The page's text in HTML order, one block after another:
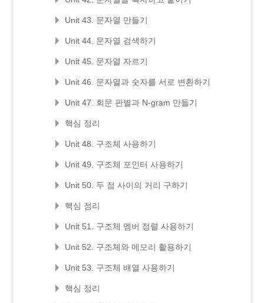
Unit 43. 문자열 만들기
Unit 44. 문자열 검색하기
Unit 45. 문자열 자르기
Unit 46. 문자열과 숫자를 서로 변환하기
Unit 47. 회문 판별과 N-gram 만들기
핵심 정리
Unit 48. 구조체 사용하기
Unit 49. 구조체 포인터 사용하기
Unit 50. 두 점 사이의 거리 구하기
핵심 정리
Unit 51. 구조체 멤버 정렬 사용하기
Unit 52. 구조체와 메모리 활용하기
Unit 53. 구조체 배열 사용하기
핵심 정리